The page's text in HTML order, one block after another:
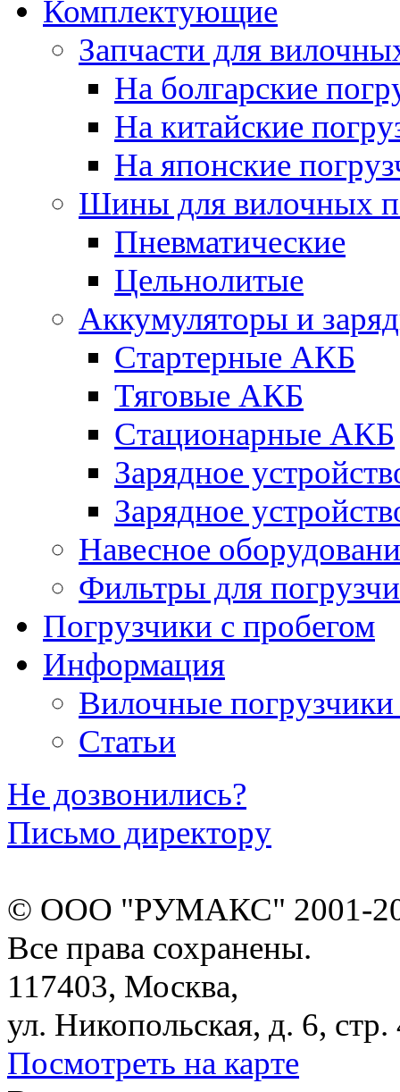
Комплектующие
Запчасти для
На болгарские
На китайские
На японские
Шины для вилочных
Пневматические
Цельнолитые
Аккумуляторы и
Стартерные АКБ
Тяговые АКБ
Стационарные АКБ
Зарядное
Зарядное
Навесное
Фильтры для
Погрузчики с пробегом
Информация
Вилочные
Статьи
Не дозвонились?
Письмо директору
© ООО "РУМАКС" 2001-
Все права сохранены.
117403, Москва,
ул. Никопольская, д. 6, стр.
Посмотреть на карте